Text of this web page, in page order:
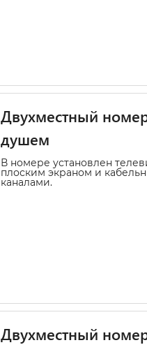
Двухместный
душем
В номере установлен
плоским экраном и
каналами.
Двухместный